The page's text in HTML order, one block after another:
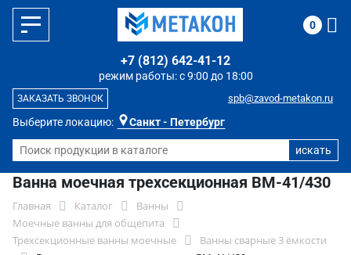
Выберите локацию: Санкт - Петербург
режим работы: с 9:00 до 18:00
+7 (812) 642-41-12
spb@zavod-metakon.ru
ЗАКАЗАТЬ ЗВОНОК
0
Ванна моечная трехсекционная ВМ-41/430
Главная Каталог
Ванны
Моечные ванны для общепита
Трехсекционные ванны моечные
Ванны сварные 3 ёмкости